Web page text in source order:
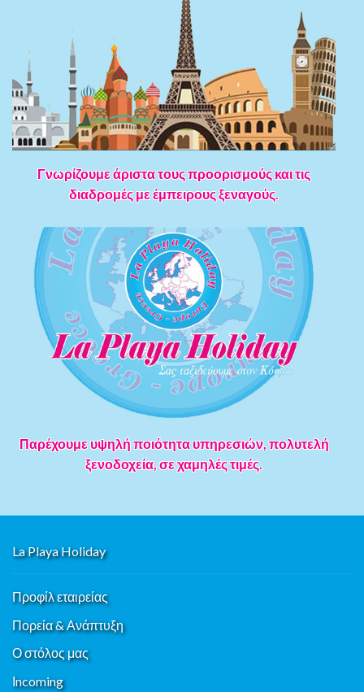
Γνωρίζουμε άριστα τους προορισμούς και τις
διαδρομές με έμπειρους ξεναγούς.
Παρέχουμε υψηλή ποιότητα υπηρεσιών, πολυτελή
ξενοδοχεία, σε χαμηλές τιμές.
La Playa Holiday
Προφίλ εταιρείας
Πορεία & Ανάπτυξη
Ο στόλος μας
Ιncoming